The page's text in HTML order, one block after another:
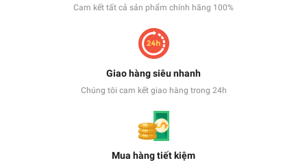
Cam kết tất cả sản phẩm chính hãng 100%
Giao hàng siêu nhanh
Chúng tôi cam kết giao hàng trong 24h
Mua hàng tiết kiệm